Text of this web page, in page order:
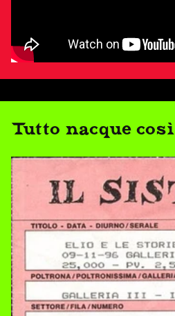
Tutto nacque così